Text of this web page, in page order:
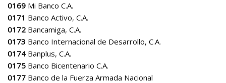
0169 Mi Banco C.A.
0171 Banco Activo, C.A.
0172 Bancamiga, C.A.
0173 Banco Internacional de Desarrollo, C.A.
0174Banplus, C.A.
0175 Banco Bicentenario C.A.
0177 Banco de la Fuerza Armada Nacional